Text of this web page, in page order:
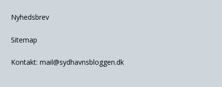
Nyhedsbrev
Sitemap
Kontakt:mail@sydhavnsbloggen.dk